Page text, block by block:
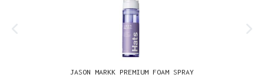
JASON MARKK PREMIUM FOAM SPRAY